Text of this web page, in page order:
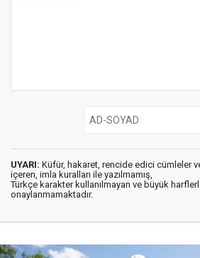
UYARI: Küfür, hakaret, rencide edici cümleler
içeren, imla kuralları ile yazılmamış,
Türkçe karakter kullanılmayan ve büyük
onaylanmamaktadır.